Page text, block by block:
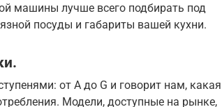
машины лучше всего подбирать под
посуды и габариты вашей кухни.
от А до G и говорит нам, какая
Модели, доступные на рынке,